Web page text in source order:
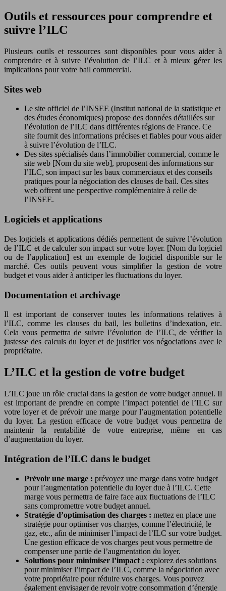
Outils et ressources pour comprendre et
suivre l’ILC
Plusieurs outils et ressources sont disponibles pour vous aider à
comprendre et à suivre l’évolution de l’ILC et à mieux gérer les
implications pour votre bail commercial.
Sites web
Le site officiel de l’INSEE (Institut national de la statistique et
des études économiques) propose des données détaillées sur
l’évolution de l’ILC dans différentes régions de France. Ce
site fournit des informations précises et fiables pour vous aider
à suivre l’évolution de l’ILC.
Des sites spécialisés dans l’immobilier commercial, comme le
site web [Nom du site web], proposent des informations sur
l’ILC, son impact sur les baux commerciaux et des conseils
pratiques pour la négociation des clauses de bail. Ces sites
web offrent une perspective complémentaire à celle de
l’INSEE.
Logiciels et applications
Des logiciels et applications dédiés permettent de suivre l’évolution
de l’ILC et de calculer son impact sur votre loyer. [Nom du logiciel
ou de l’application] est un exemple de logiciel disponible sur le
marché. Ces outils peuvent vous simplifier la gestion de votre
budget et vous aider à anticiper les fluctuations du loyer.
Documentation et archivage
Il est important de conserver toutes les informations relatives à
l’ILC, comme les clauses du bail, les bulletins d’indexation, etc.
Cela vous permettra de suivre l’évolution de l’ILC, de vérifier la
justesse des calculs du loyer et de justifier vos négociations avec le
propriétaire.
L’ILC et la gestion de votre budget
L’ILC joue un rôle crucial dans la gestion de votre budget annuel. Il
est important de prendre en compte l’impact potentiel de l’ILC sur
votre loyer et de prévoir une marge pour l’augmentation potentielle
du loyer. La gestion efficace de votre budget vous permettra de
maintenir la rentabilité de votre entreprise, même en cas
d’augmentation du loyer.
Intégration de l’ILC dans le budget
Prévoir une marge : prévoyez une marge dans votre budget
pour l’augmentation potentielle du loyer due à l’ILC. Cette
marge vous permettra de faire face aux fluctuations de l’ILC
sans compromettre votre budget annuel.
Stratégie d’optimisation des charges : mettez en place une
stratégie pour optimiser vos charges, comme l’électricité, le
gaz, etc., afin de minimiser l’impact de l’ILC sur votre budget.
Une gestion efficace de vos charges peut vous permettre de
compenser une partie de l’augmentation du loyer.
Solutions pour minimiser l’impact : explorez des solutions
pour minimiser l’impact de l’ILC, comme la négociation avec
votre propriétaire pour réduire vos charges. Vous pouvez
également envisager de revoir votre consommation d’énergie